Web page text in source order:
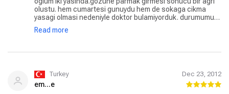
olustu. hem cumartesi gunuydu hem de sokaga cikma
yasagi olmasi nedeniyle doktor bulamiyorduk. durumumuz
acildi. dunya goz hastanesine gittik cocuk doktoru feride
pinar vardi kendisi durumumuz acil olmasina ragmen
oglumuzun korneasi yirtilmisti hemen tedavisine
yonlendirdi bizi. sizin gibi insanlik adina meslegini yapan
Read more
Turkey Dec 23, 2012
em...e